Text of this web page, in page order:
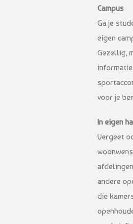
Campus
Ga je
eigen
Gezellig,
voor je
In eigen
Vergeet
andere
die